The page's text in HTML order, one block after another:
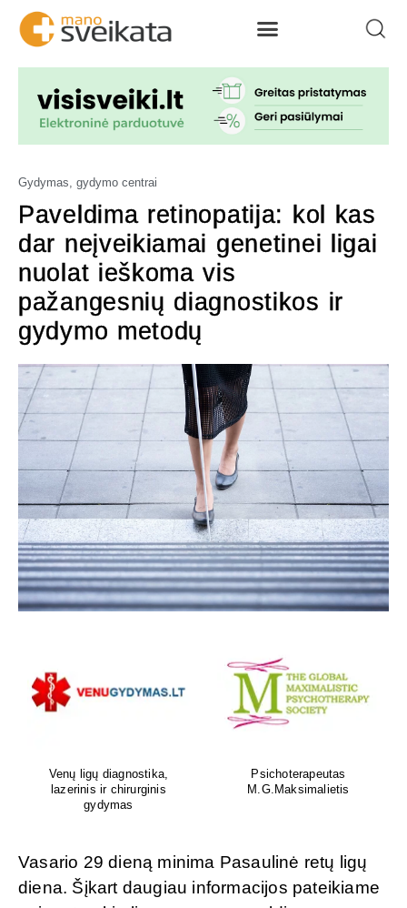
Gydymas, gydymo centrai
Paveldima retinopatija: kol kas
dar neįveikiamai genetinei ligai
nuolat ieškoma vis
pažangesnių diagnostikos ir
gydymo metodų
Venų ligų diagnostika,
lazerinis ir chirurginis
gydymas
Psichoterapeutas
M.G.Maksimalietis
Vasario 29 dieną minima Pasaulinė retų ligų
diena. Šįkart daugiau informacijos pateikiame